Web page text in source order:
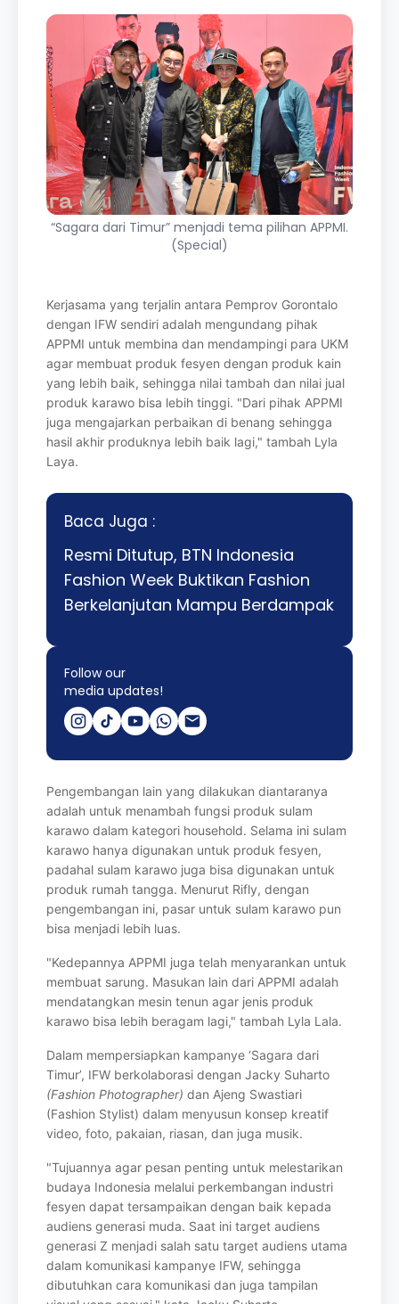
“Sagara dari Timur” menjadi tema pilihan APPMI.
(Special)
Kerjasama yang terjalin antara Pemprov Gorontalo
dengan IFW sendiri adalah mengundang pihak
APPMI untuk membina dan mendampingi para UKM
agar membuat produk fesyen dengan produk kain
yang lebih baik, sehingga nilai tambah dan nilai jual
produk karawo bisa lebih tinggi. "Dari pihak APPMI
juga mengajarkan perbaikan di benang sehingga
hasil akhir produknya lebih baik lagi," tambah Lyla
Laya.
Baca Juga :
Resmi Ditutup, BTN Indonesia
Fashion Week Buktikan Fashion
Berkelanjutan Mampu Berdampak
Follow our
media updates!
Pengembangan lain yang dilakukan diantaranya
adalah untuk menambah fungsi produk sulam
karawo dalam kategori household. Selama ini sulam
karawo hanya digunakan untuk produk fesyen,
padahal sulam karawo juga bisa digunakan untuk
produk rumah tangga. Menurut Rifly, dengan
pengembangan ini, pasar untuk sulam karawo pun
bisa menjadi lebih luas.
"Kedepannya APPMI juga telah menyarankan untuk
membuat sarung. Masukan lain dari APPMI adalah
mendatangkan mesin tenun agar jenis produk
karawo bisa lebih beragam lagi," tambah Lyla Lala.
Dalam mempersiapkan kampanye ‘Sagara dari
Timur’, IFW berkolaborasi dengan Jacky Suharto
(Fashion Photographer) dan Ajeng Swastiari
(Fashion Stylist) dalam menyusun konsep kreatif
video, foto, pakaian, riasan, dan juga musik.
"Tujuannya agar pesan penting untuk melestarikan
budaya Indonesia melalui perkembangan industri
fesyen dapat tersampaikan dengan baik kepada
audiens generasi muda. Saat ini target audiens
generasi Z menjadi salah satu target audiens utama
dalam komunikasi kampanye IFW, sehingga
dibutuhkan cara komunikasi dan juga tampilan